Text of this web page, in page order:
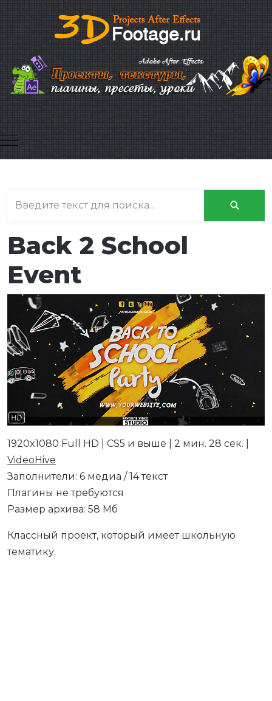
Mobile Menu Toggle
Back 2 School
Event
1920x1080 Full HD | CS5 и выше | 2 мин. 28 сек. |
VideoHive
Заполнители: 6 медиа / 14 текст
Плагины не требуются
Размер архива: 58 Мб
Классный проект, который имеет школьную
тематику.